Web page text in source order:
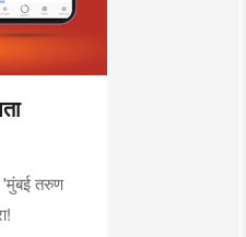
'मुंबई तरुण